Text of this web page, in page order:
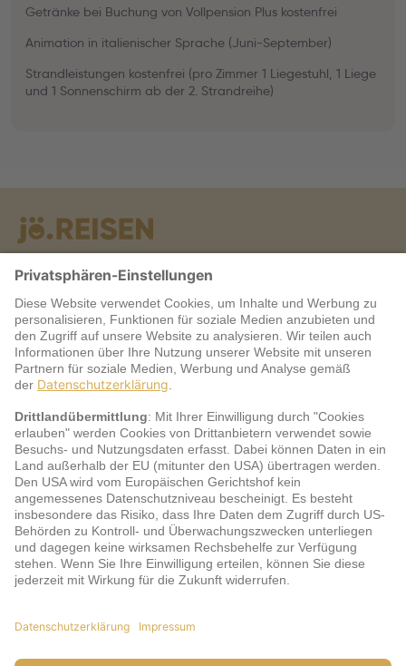
Getränke bei Buchung von Vollpension Plus kostenfrei
Animation in italienischer Sprache (Juni-September)
Strandleistungen kostenfrei (pro Zimmer 1 Liegestuhl, 1 Liege
und 1 Sonnenschirm ab der 2. Strandreihe)
Warum jö?
Service
jö Bonus Club Partner
Zahlungsarten & Sicherheit
AGB